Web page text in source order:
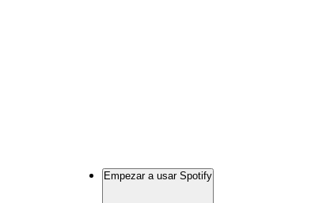
Empezar a usar Spotify